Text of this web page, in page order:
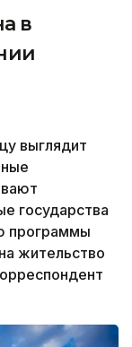
в
выглядит
государства
программы
жительство